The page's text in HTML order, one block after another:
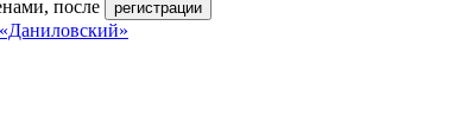
после
«Даниловский»